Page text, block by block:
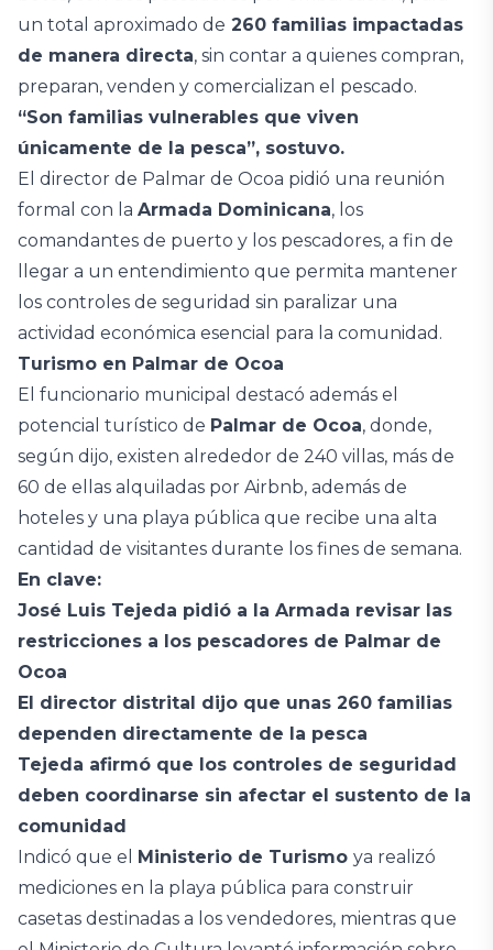
un total aproximado de 260 familias impactadas
de manera directa, sin contar a quienes compran,
preparan, venden y comercializan el pescado.
“Son familias vulnerables que viven
únicamente de la pesca”, sostuvo.
El director de Palmar de Ocoa pidió una reunión
formal con la Armada Dominicana, los
comandantes de puerto y los pescadores, a fin de
llegar a un entendimiento que permita mantener
los controles de seguridad sin paralizar una
actividad económica esencial para la comunidad.
Turismo en Palmar de Ocoa
El funcionario municipal destacó además el
potencial turístico de Palmar de Ocoa, donde,
según dijo, existen alrededor de 240 villas, más de
60 de ellas alquiladas por Airbnb, además de
hoteles y una playa pública que recibe una alta
cantidad de visitantes durante los fines de semana.
En clave:
José Luis Tejeda pidió a la Armada revisar las
restricciones a los pescadores de Palmar de
Ocoa
El director distrital dijo que unas 260 familias
dependen directamente de la pesca
Tejeda afirmó que los controles de seguridad
deben coordinarse sin afectar el sustento de la
comunidad
Indicó que el Ministerio de Turismo ya realizó
mediciones en la playa pública para construir
casetas destinadas a los vendedores, mientras que